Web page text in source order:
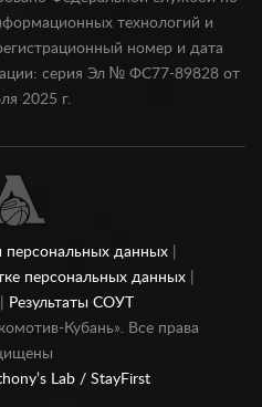
технологий и
номер и дата
серия Эл № ФС77-89828 от
2025 г.
персональных данных
персональных данных
Результаты СОУТ
Кубань». Все права
Lab / StayFirst